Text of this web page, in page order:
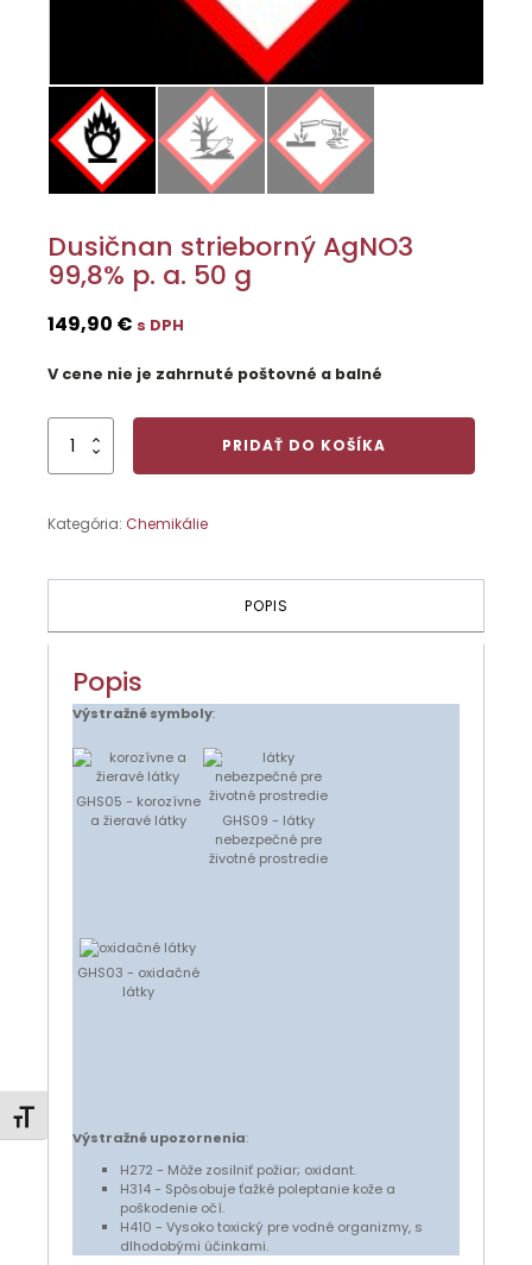
Zmeniť veľkosť písma
Dusičnan strieborný AgNO3
99,8% p. a. 50 g
149,90 € s DPH
V cene nie je zahrnuté poštovné a balné
množstvo
Dusičnan
99,8%
PRIDAŤ DO KOŠÍKA
Kategória: Chemikálie
POPIS
Popis
Výstražné symboly:
GHS05 - korozívne
a žieravé látky
GHS09 - látky
nebezpečné pre
životné prostredie
GHS03 - oxidačné
látky
Výstražné upozornenia:
H272 - Môže zosilniť požiar; oxidant.
H314 - Spôsobuje ťažké poleptanie kože a
poškodenie očí.
H410 - Vysoko toxický pre vodné organizmy, s
dlhodobými účinkami.